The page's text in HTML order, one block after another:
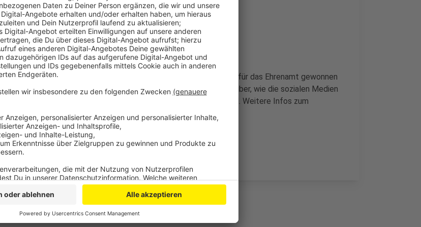
Veröffentlicht:Mittwoch, 15.03.2023 11:17
Anzeige
Heute, am ersten Kursabend geht es darum, wie junge Menschen für das Ehrenamt gewonnen
werden können.Der zweite Kursabend am 12. April informiert darüber, wie die sozialen Medien
sinnvoll von Dorfvereinen und Dorfgemeinschaften zu nutzen sind. Weitere Infos zum
Fortbildungsangebot gibt’s unter
www.obk.de/dorfservice
Anzeige